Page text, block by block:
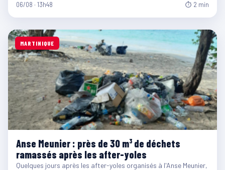
06/08 · 13h48 ⏱ 2 min
MARTINIQUE
Anse Meunier : près de 30 m³ de déchets
ramassés après les after-yoles
Quelques jours après les after-yoles organisés à l'Anse Meunier,